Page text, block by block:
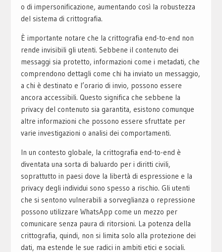
o di impersonificazione, aumentando così la robustezza
del sistema di crittografia.
È importante notare che la crittografia end-to-end non
rende invisibili gli utenti. Sebbene il contenuto dei
messaggi sia protetto, informazioni come i metadati, che
comprendono dettagli come chi ha inviato un messaggio,
a chi è destinato e l’orario di invio, possono essere
ancora accessibili. Questo significa che sebbene la
privacy del contenuto sia garantita, esistono comunque
altre informazioni che possono essere sfruttate per
varie investigazioni o analisi dei comportamenti.
In un contesto globale, la crittografia end-to-end è
diventata una sorta di baluardo per i diritti civili,
soprattutto in paesi dove la libertà di espressione e la
privacy degli individui sono spesso a rischio. Gli utenti
che si sentono vulnerabili a sorveglianza o repressione
possono utilizzare WhatsApp come un mezzo per
comunicare senza paura di ritorsioni. La potenza della
crittografia, quindi, non si limita solo alla protezione dei
dati, ma estende le sue radici in ambiti etici e sociali.